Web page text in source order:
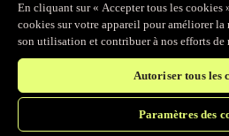
produits Fastly
Accélérez vos charges de travail
En cliquant sur « Accepter tous les cookies
cookies sur votre appareil pour améliorer
son utilisation et contribuer à nos efforts de
Autoriser tous les
Paramètres des